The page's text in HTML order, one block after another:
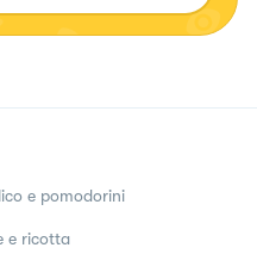
e pomodorini
e ricotta